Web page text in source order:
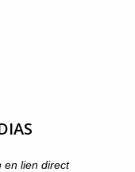
en lien direct